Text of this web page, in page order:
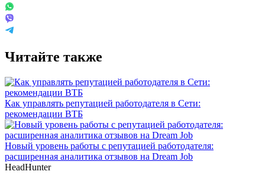
Читайте также
Как управлять репутацией работодателя в Сети:
рекомендации ВТБ
Новый уровень работы с репутацией работодателя:
расширенная аналитика отзывов на Dream Job
HeadHunter